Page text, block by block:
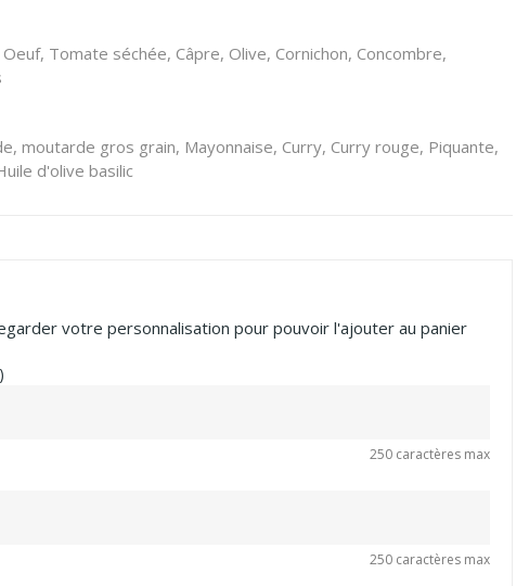
Tomate séchée, Câpre, Olive, Cornichon, Concombre,
moutarde gros grain, Mayonnaise, Curry, Curry rouge, Piquante,
d'olive basilic
votre personnalisation pour pouvoir l'ajouter au panier
250 caractères max
250 caractères max